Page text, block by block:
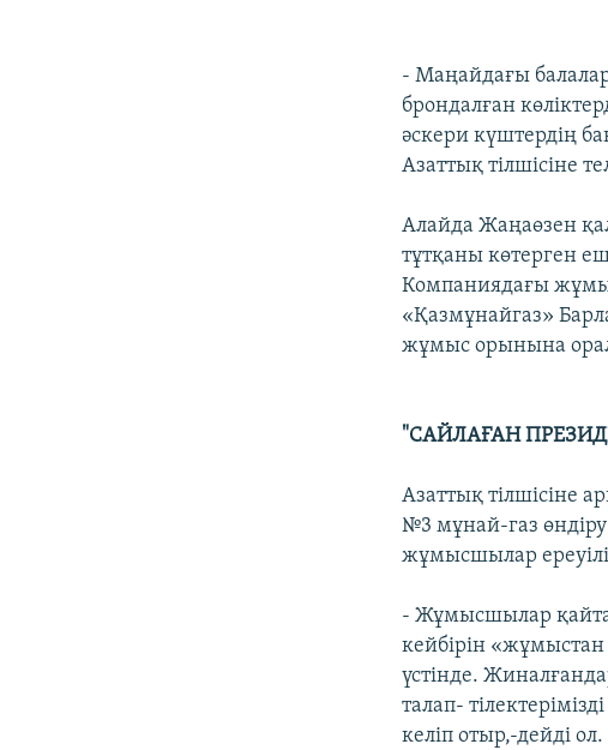
- Маңайдағы
брондалған
әскери күштердің
Азаттық тілшісіне
Алайда Жаңаөзен
тұтқаны көтерген
Компаниядағы
«Қазмұнайгаз»
жұмыс орынына
"САЙЛАҒАН
Азаттық тілшісіне
№3 мұнай-газ
жұмысшылар
- Жұмысшылар
кейбірін
үстінде.
талап-
келіп отыр,-дейді ол.